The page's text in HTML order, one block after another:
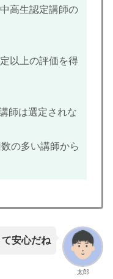
高生認定講師の
以上の評価を得
師は選定されな
の多い講師から
太郎
安心だね